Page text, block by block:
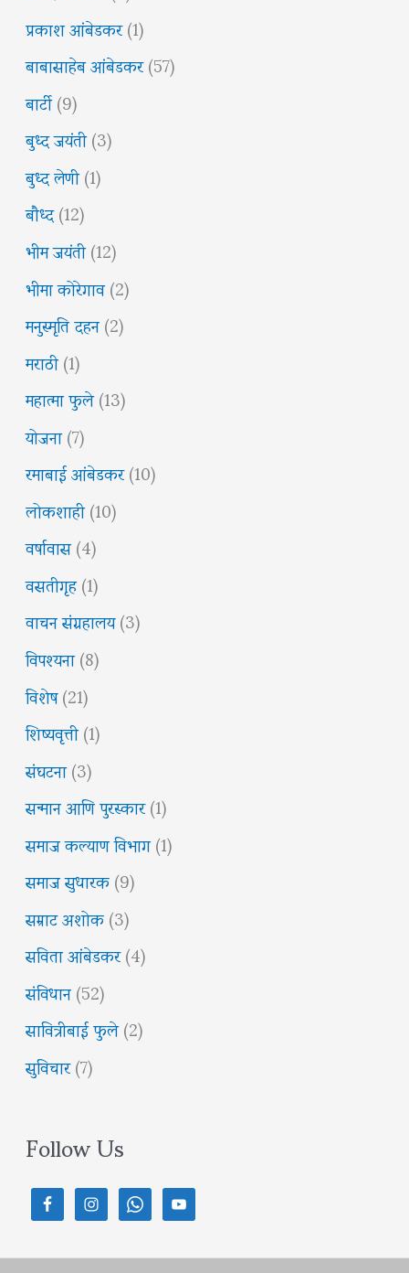
प्रकाश आंबेडकर(1)
बाबासाहेब आंबेडकर(57)
बार्टी(9)
बुध्द जयंती(3)
बुध्द लेणी(1)
बौध्द(12)
भीम जयंती(12)
भीमा कोरेगाव(2)
मनुस्मृति दहन(2)
मराठी(1)
महात्मा फुले(13)
योजना(7)
रमाबाई आंबेडकर(10)
लोकशाही(10)
वर्षावास(4)
वसतीगृह(1)
वाचन संग्रहालय(3)
विपश्यना(8)
विशेष(21)
शिष्यवृत्ती(1)
संघटना(3)
सन्मान आणि पुरस्कार(1)
समाज कल्याण विभाग(1)
समाज सुधारक(9)
सम्राट अशोक(3)
सविता आंबेडकर(4)
संविधान(52)
सावित्रीबाई फुले(2)
सुविचार(7)
Follow Us